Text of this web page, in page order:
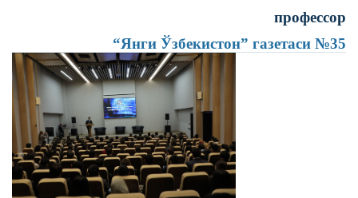
профессор
“Янги Ўзбекистон” газетаси №35